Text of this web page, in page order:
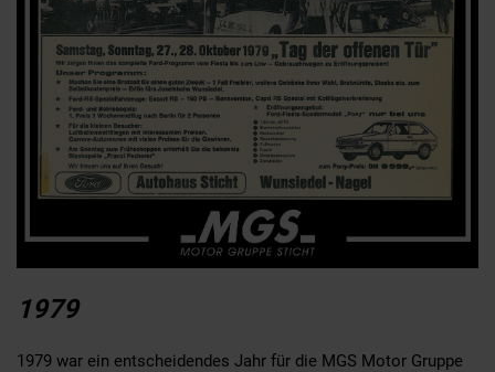
1979
1979 war ein entscheidendes Jahr für die MGS Motor Gruppe